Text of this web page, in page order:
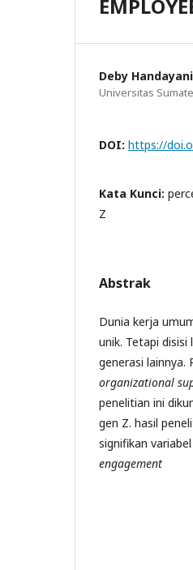
Deby Handayani
Universitas
DOI: https://
Kata Kunci:
Z
Abstrak
Dunia kerja
unik. Tetapi
generasi lainnya.
organizational
penelitian ini
gen Z. hasil
signifikan variabel
engagement